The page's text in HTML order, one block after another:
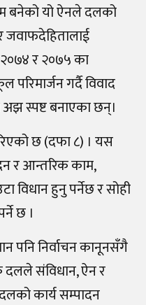
बनेको यो ऐनले दलको
जवाफदेहितालाई
र २०७५ का
गर्दै विवाद
स्पष्ट बनाएका छन्।
छ (दफा ८) । यस
र आन्तरिक काम,
विधान हुनु पर्नेछ र सोही
छ ।
पनि निर्वाचन कानूनसँगै
दलले संविधान, ऐन र
कार्य सम्पादन